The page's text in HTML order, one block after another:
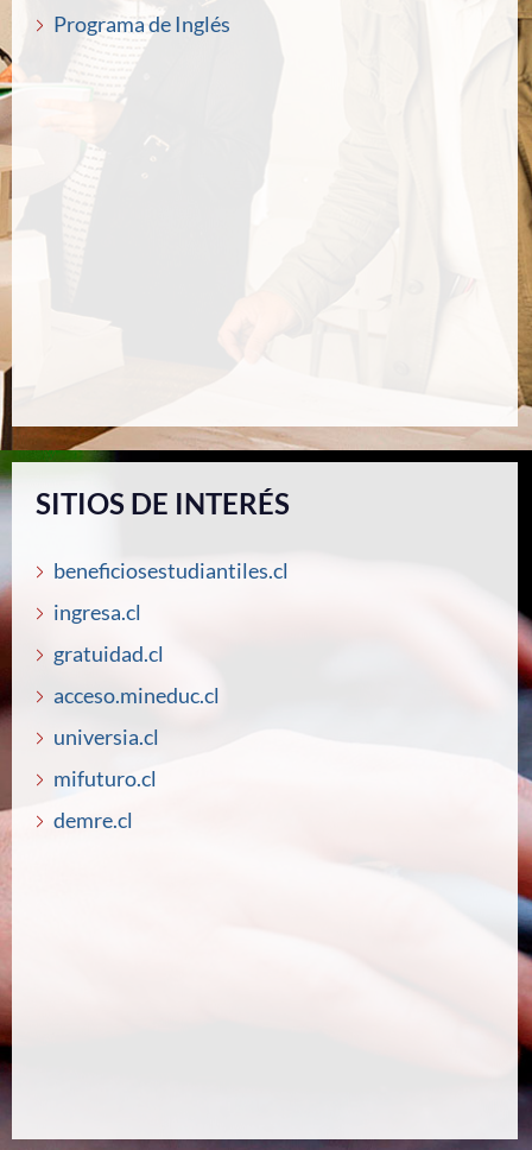
Programa de Inglés
SITIOS DE INTERÉS
beneficiosestudiantiles.cl
ingresa.cl
gratuidad.cl
acceso.mineduc.cl
universia.cl
mifuturo.cl
demre.cl